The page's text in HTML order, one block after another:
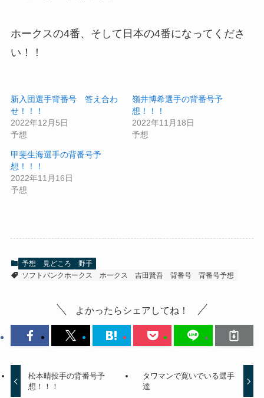
ホークスの4番、そして日本の4番になってくださ
い！！
新入団選手背番号 答え合わ
せ！！！
2022年12月5日
予想
嶺井博希選手の背番号予
想！！！
2022年11月18日
予想
甲斐生海選手の背番号予
想！！！
2022年11月16日
予想
予想 見どころ
野手
ソフトバンクホークス
ホークス 吉田賢吾 背番号 背番号予想
よかったらシェアしてね！
松本晴投手の背番号予
想！！！
タワマンで寛いでいる選手
達